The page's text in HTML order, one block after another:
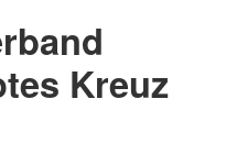
Kreuz